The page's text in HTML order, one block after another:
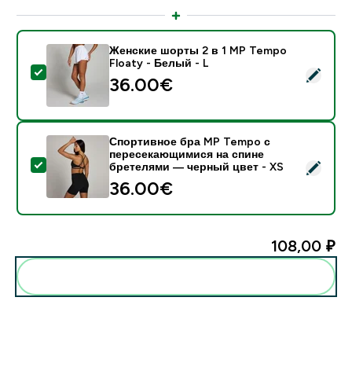
- Женские шорты 2 в 1 MP Tempo Floaty - Белый - L
Женские шорты 2 в 1 MP Tempo
Floaty - Белый - L
36.00€‎
- Спортивное бра MP Tempo с пересекающимися
Спортивное бра MP Tempo с
пересекающимися на спине
бретелями ― черный цвет - XS
36.00€‎
108,00 ₽‎